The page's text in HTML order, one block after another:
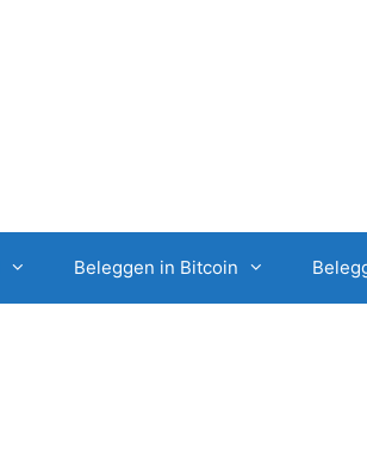
Beleggen in Bitcoin